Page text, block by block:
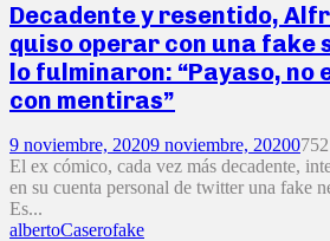
Decadente y resentido,
quiso operar con una fake
lo fulminaron: “Payaso, no
con mentiras”
9 noviembre, 20209 noviembre, 20200752
El ex cómico, cada vez más decadente,
en su cuenta personal de twitter una fake
Es...
albertoCaserofake